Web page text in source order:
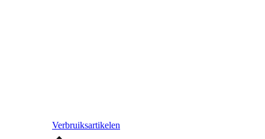
Verbruiksartikelen